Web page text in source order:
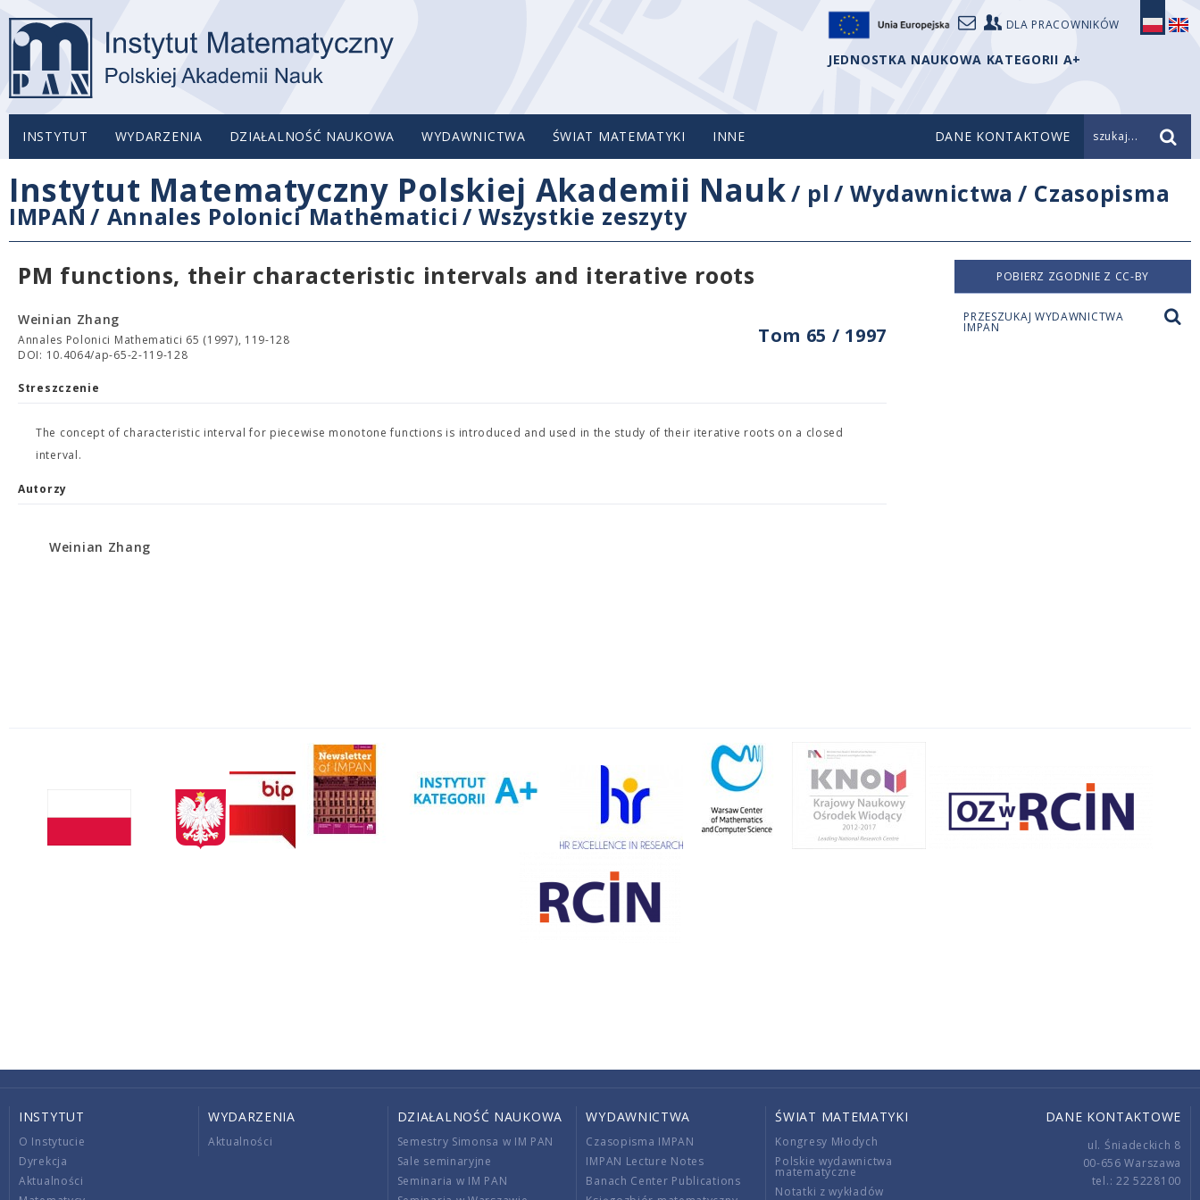
DLA PRACOWNIKÓW
JEDNOSTKA NAUKOWA KATEGORII A+
INSTYTUT WYDARZENIA DZIAŁALNOŚĆ NAUKOWA WYDAWNICTWA ŚWIAT MATEMATYKI INNE DANE KONTAKTOWE szukaj...
Instytut Matematyczny Polskiej Akademii Nauk/ pl /Wydawnictwa / Czasopisma
IMPAN / Annales Polonici Mathematici /Wszystkie zeszyty
PM functions, their characteristic intervals and iterative roots
Tom 65 / 1997
Weinian Zhang
Annales Polonici Mathematici 65 (1997), 119-128
DOI: 10.4064/ap-65-2-119-128
Streszczenie
The concept of characteristic interval for piecewise monotone functions is introduced and used in the study of their iterative roots on a closed
interval.
Autorzy
Weinian Zhang
POBIERZ ZGODNIE Z CC-BY
PRZESZUKAJ WYDAWNICTWA
IMPAN
INSTYTUT
O Instytucie
Dyrekcja
Aktualności
WYDARZENIA
Aktualności
DZIAŁALNOŚĆ NAUKOWA
Semestry Simonsa w IM PAN
Sale seminaryjne
Seminaria w IM PAN
WYDAWNICTWA
Czasopisma IMPAN
IMPAN Lecture Notes
Banach Center Publications
ŚWIAT MATEMATYKI
Kongresy Młodych
Polskie wydawnictwa
matematyczne
Notatki z wykładów
DANE KONTAKTOWE
ul. Śniadeckich 8
00-656 Warszawa
tel.: 22 5228100